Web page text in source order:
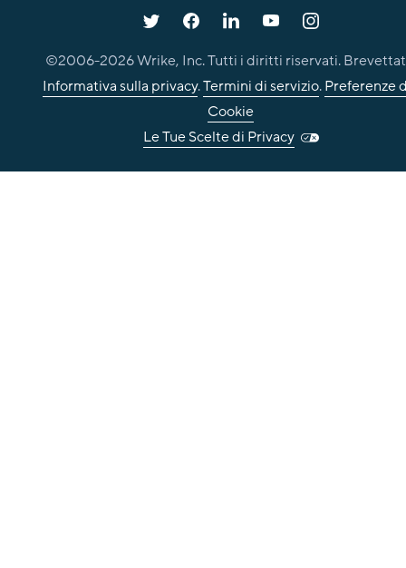
©2006-2026Wrike, Inc. Tutti i diritti riservati.
Informativa sulla privacy.Termini di servizio.Preferenze
Cookie
Le Tue Scelte di Privacy